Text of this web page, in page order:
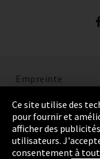
Empreinte
Politique de
Cookie Settings
Termes et
Ce site utilise des
pour fournir et
afficher des
utilisateurs.
consentement à